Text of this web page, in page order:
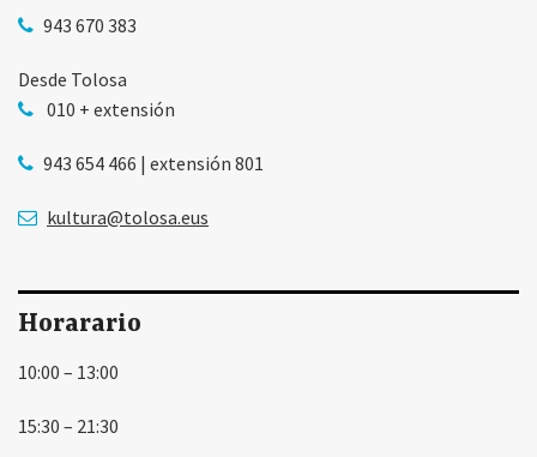
943 670 383
Desde Tolosa
010 + extensión
943 654 466 | extensión 801
kultura@tolosa.eus
Horarario
10:00 – 13:00
15:30 – 21:30